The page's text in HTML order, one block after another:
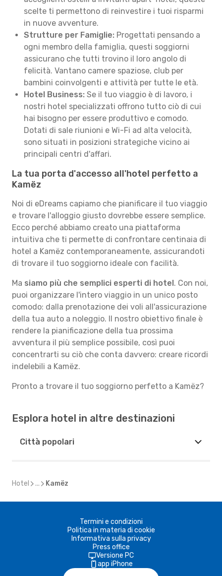
scelte ti permettono di reinvestire i tuoi risparmi
in nuove avventure.
Strutture per Famiglie: Progettati pensando a
ogni membro della famiglia, questi soggiorni
assicurano che tutti trovino il loro angolo di
felicità. Vantano camere spaziose, club per
bambini coinvolgenti e attività per tutte le età.
Hotel Business: Se il tuo viaggio è di lavoro, i
nostri hotel specializzati offrono tutto ciò di cui
hai bisogno per essere produttivo e comodo.
Dotati di sale riunioni e Wi-Fi ad alta velocità,
sono situati in posizioni strategiche vicino ai
principali centri d'affari.
La tua porta d'accesso all'hotel perfetto a
Kamëz
Noi di eDreams capiamo che pianificare il tuo viaggio
e trovare l'alloggio giusto dovrebbe essere semplice.
Ecco perché abbiamo creato una piattaforma
intuitiva che ti permette di confrontare centinaia di
hotel a Kamëz contemporaneamente, assicurandoti
di trovare il tuo soggiorno ideale con facilità.
Ma siamo più che semplici esperti di hotel. Con noi,
puoi organizzare l'intero viaggio in un unico posto
comodo: dalla prenotazione dei voli all'assicurazione
della tua auto a noleggio. Il nostro obiettivo finale è
rendere la pianificazione della tua prossima
avventura il più semplice possibile, così puoi
concentrarti su ciò che conta davvero: creare ricordi
indelebili a Kamëz.
Pronto a trovare il tuo soggiorno perfetto a Kamëz?
Esplora hotel in altre destinazioni
Città popolari
Hotel ... Kamëz
Termini e condizioni
Politica in materia di cookie
Informativa sulla privacy
Press office
Versione PC
app iPhone